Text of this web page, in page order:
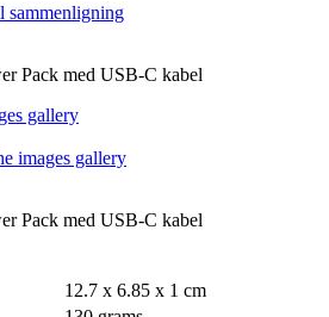
sammenligning
Pack med USB-C kabel
gallery
images gallery
Pack med USB-C kabel
12.7 x 6.85 x 1 cm